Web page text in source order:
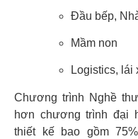
Đầu bếp,
Mầm non
Logistics, lái
Chương trình Nghề
hơn chương trình đại
thiết kế bao gồm